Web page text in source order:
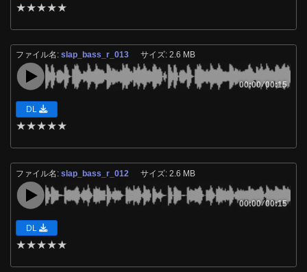
★★★★★
ファイル名:slap_bass_r_013 サイズ: 2.6 MB
00:00/00:15
DL
★★★★★
ファイル名:slap_bass_r_012 サイズ: 2.6 MB
00:00/00:15
DL
★★★★★